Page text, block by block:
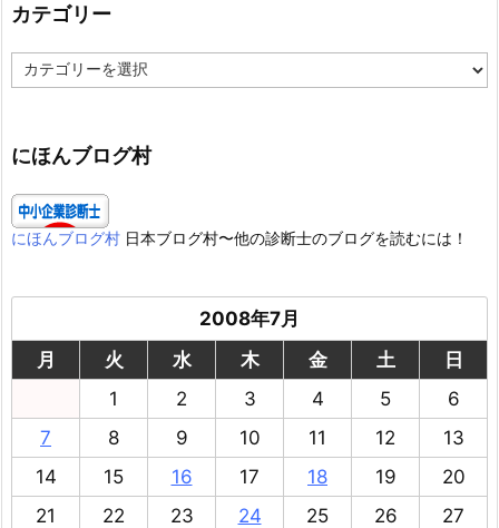
カテゴリー
テ
ー
にほんブログ村
にほんブログ村 日本ブログ村〜他の診断士のブログを読むには！
2008年7月
月
火 水 木 金 土
日
1
2 3 4 5
6
7
8 9 10 11 12
13
14
15 16 17 18 19
20
21
22 23 24 25 26
27